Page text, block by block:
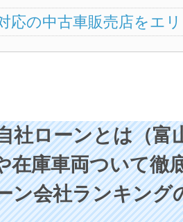
応の中古車販売店をエ
社ローンとは（富
在庫車両ついて徹
ン会社ランキング